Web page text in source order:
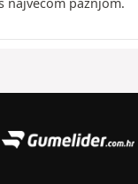
najvećom pažnjom.